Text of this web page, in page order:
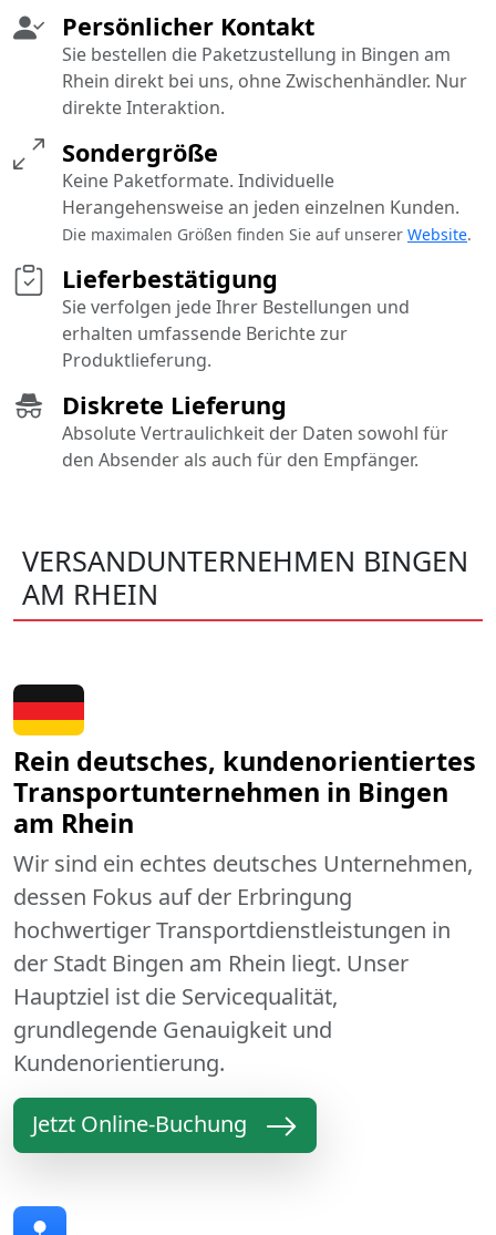
Diskrete Lieferung
Absolute Vertraulichkeit der Daten sowohl für
den Absender als auch für den Empfänger.
Persönlicher Kontakt
Sie bestellen die Paketzustellung in Bingen am
Rhein direkt bei uns, ohne Zwischenhändler. Nur
direkte Interaktion.
Sondergröße
Keine Paketformate. Individuelle
Herangehensweise an jeden einzelnen Kunden.
Die maximalen Größen finden Sie auf unserer Website.
Lieferbestätigung
Sie verfolgen jede Ihrer Bestellungen und
erhalten umfassende Berichte zur
Produktlieferung.
VERSANDUNTERNEHMEN BINGEN
AM RHEIN
Rein deutsches, kundenorientiertes
Transportunternehmen in Bingen
am Rhein
Wir sind ein echtes deutsches Unternehmen,
dessen Fokus auf der Erbringung
hochwertiger Transportdienstleistungen in
der Stadt Bingen am Rhein liegt. Unser
Hauptziel ist die Servicequalität,
grundlegende Genauigkeit und
Kundenorientierung.
Jetzt Online-Buchung